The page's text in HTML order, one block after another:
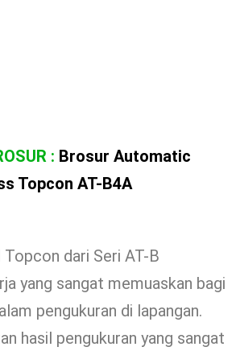
: Brosur Automatic
Topcon AT-B4A
dari Seri AT-B
yang sangat memuaskan bagi
pengukuran di lapangan.
hasil pengukuran yang sangat